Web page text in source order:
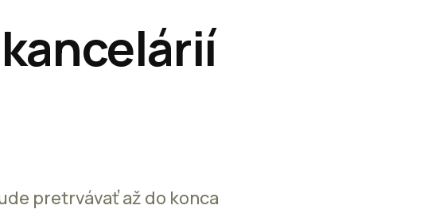
pretrvávať až do konca